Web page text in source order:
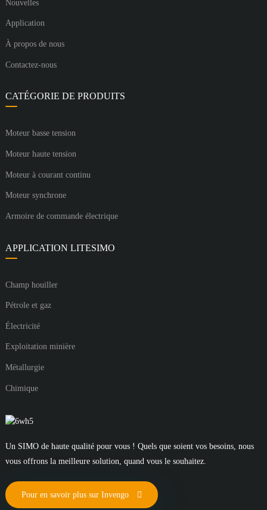
Nouvelles
Application
À propos de nous
Contactez-nous
CATÉGORIE DE PRODUITS
Moteur basse tension
Moteur haute tension
Moteur à courant continu
Moteur synchrone
Armoire de commande électrique
APPLICATION LITESIMO
Champ houiller
Pétrole et gaz
Électricité
Exploitation minière
Métallurgie
Chimique
Un SIMO de haute qualité pour vous ! Quels que soient vos besoins, nous
vous offrons la meilleure solution, quand vous le souhaitez.
Pour en savoir plus sur Invengo